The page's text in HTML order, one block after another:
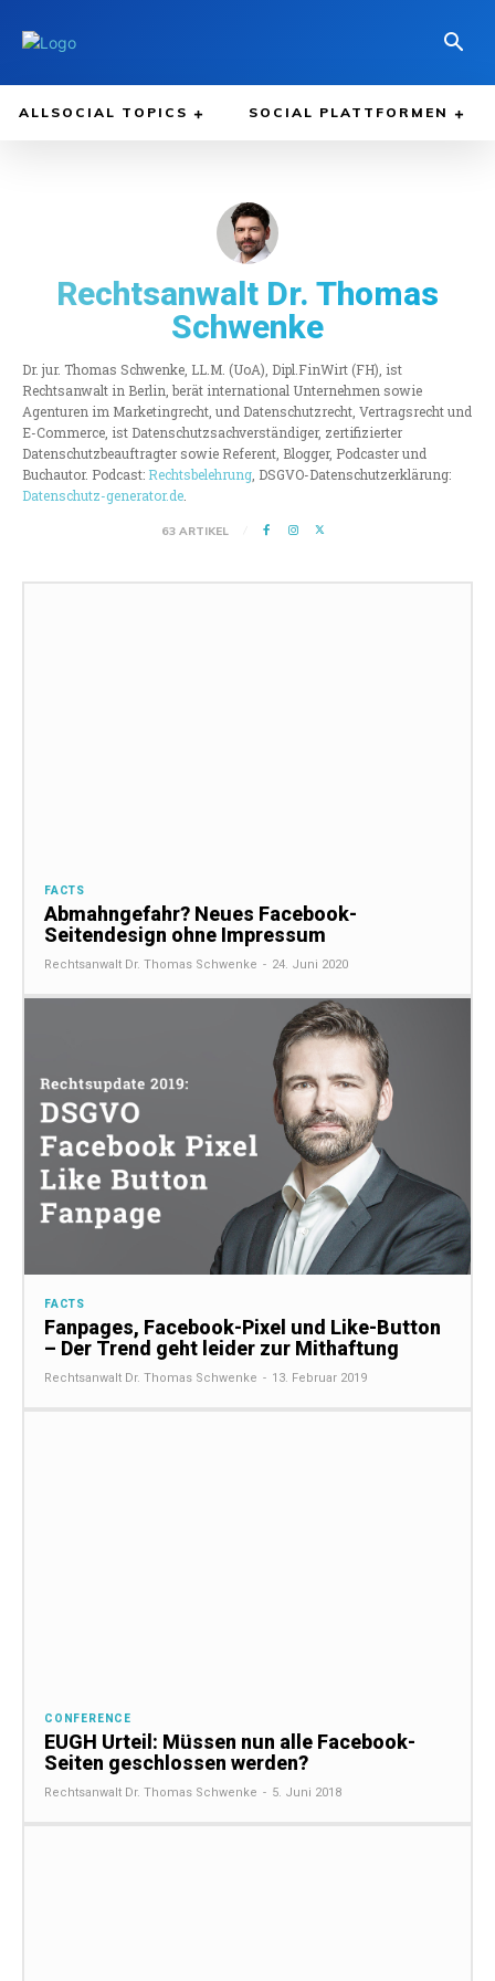
ALLSOCIAL TOPICS SOCIAL PLATTFORMEN
Rechtsanwalt Dr. Thomas
Schwenke
Dr. jur. Thomas Schwenke, LL.M. (UoA), Dipl.FinWirt (FH), ist
Rechtsanwalt in Berlin, berät international Unternehmen sowie
Agenturen im Marketingrecht, und Datenschutzrecht, Vertragsrecht und
E-Commerce, ist Datenschutzsachverständiger, zertifizierter
Datenschutzbeauftragter sowie Referent, Blogger, Podcaster und
Buchautor. Podcast: Rechtsbelehrung , DSGVO-Datenschutzerklärung:
Datenschutz-generator.de
63 ARTIKEL
FACTS
Abmahngefahr? Neues Facebook-
Seitendesign ohne Impressum
Rechtsanwalt Dr. Thomas Schwenke - 24. Juni 2020
FACTS
Fanpages, Facebook-Pixel und Like-Button
– Der Trend geht leider zur Mithaftung
Rechtsanwalt Dr. Thomas Schwenke - 13. Februar 2019
CONFERENCE
EUGH Urteil: Müssen nun alle Facebook-
Seiten geschlossen werden?
Rechtsanwalt Dr. Thomas Schwenke - 5. Juni 2018